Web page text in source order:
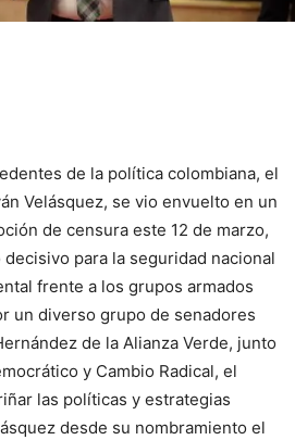
de la política colombiana, el
Velásquez, se vio envuelto en un
de censura este 12 de marzo,
para la seguridad nacional
frente a los grupos armados
un diverso grupo de senadores
de la Alianza Verde, junto
y Cambio Radical, el
las políticas y estrategias
desde su nombramiento el